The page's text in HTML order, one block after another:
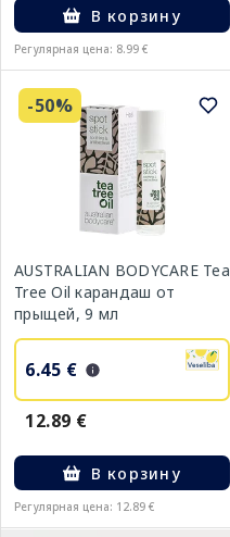
В корзину
Регулярная цена: 8.99 €
-50%
AUSTRALIAN BODYCARE Tea
Tree Oil карандаш от
прыщей, 9 мл
6.45 €
12.89 €
В корзину
Регулярная цена: 12.89 €